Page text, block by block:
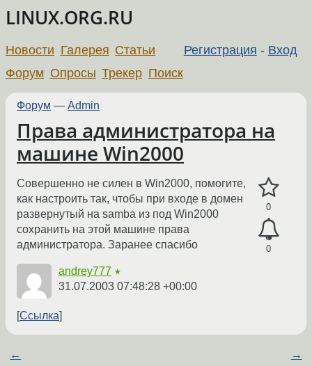
LINUX.ORG.RU
Регистрация - Вход
Новости Галерея Статьи
Форум Опросы Трекер Поиск
Форум — Admin
Права администратора на
машине Win2000
0
0
Совершенно не силен в Win2000, помогите,
как настроить так, чтобы при входе в домен
развернутый на samba из под Win2000
сохранить на этой машине права
администратора. Заранее спасибо
andrey777 ★
31.07.2003 07:48:28 +00:00
Ссылка
← →